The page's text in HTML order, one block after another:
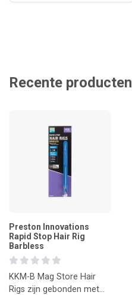
Recente producten
Preston Innovations
Rapid Stop Hair Rig
Barbless
KKM-B Mag Store Hair
Rigs zijn gebonden met